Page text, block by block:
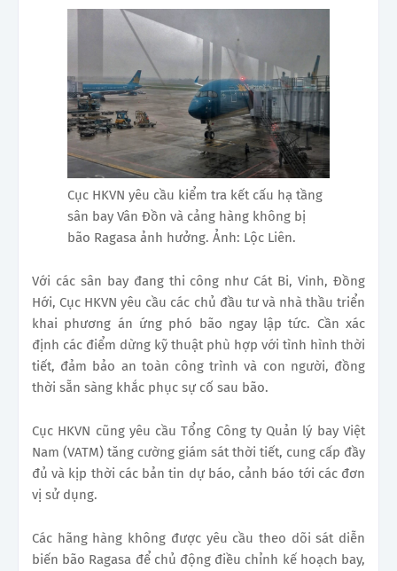
Cục HKVN yêu cầu kiểm tra kết cấu hạ tầng
sân bay Vân Đồn và cảng hàng không bị
bão Ragasa ảnh hưởng. Ảnh: Lộc Liên.
Với các sân bay đang thi công như Cát Bi, Vinh, Đồng
Hới, Cục HKVN yêu cầu các chủ đầu tư và nhà thầu triển
khai phương án ứng phó bão ngay lập tức. Cần xác
định các điểm dừng kỹ thuật phù hợp với tình hình thời
tiết, đảm bảo an toàn công trình và con người, đồng
thời sẵn sàng khắc phục sự cố sau bão.
Cục HKVN cũng yêu cầu Tổng Công ty Quản lý bay Việt
Nam (VATM) tăng cường giám sát thời tiết, cung cấp đầy
đủ và kịp thời các bản tin dự báo, cảnh báo tới các đơn
vị sử dụng.
Các hãng hàng không được yêu cầu theo dõi sát diễn
biến bão Ragasa để chủ động điều chỉnh kế hoạch bay,